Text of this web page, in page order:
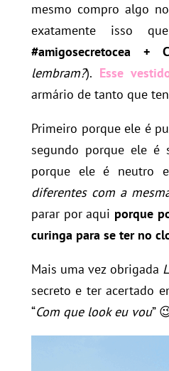
mesmo compro algo
exatamente isso
#amigosecretocea +
lembram?). Esse
armário de tanto que
Primeiro porque ele é
segundo porque ele é
porque ele é neutro
diferentes com a
parar por aqui porque
curinga para se ter no
Mais uma vez obrigada
secreto e ter acertado
“Com que look eu vou”